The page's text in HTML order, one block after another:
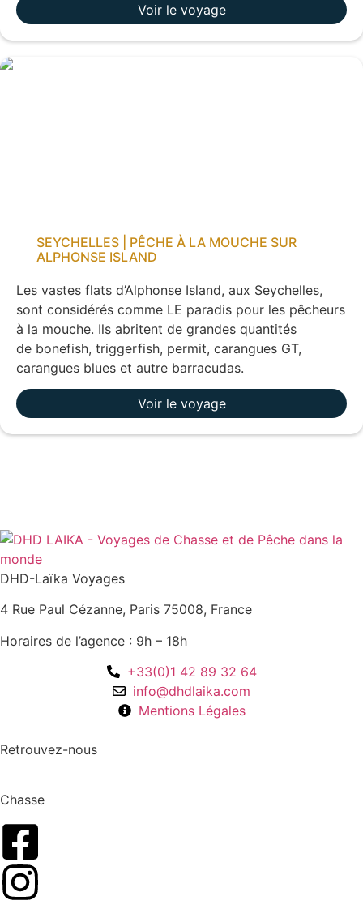
Voir le voyage
SEYCHELLES | PÊCHE À LA MOUCHE SUR
ALPHONSE ISLAND
Les vastes flats d’Alphonse Island, aux Seychelles,
sont considérés comme LE paradis pour les pêcheurs
à la mouche. Ils abritent de grandes quantités
de bonefish, triggerfish, permit, carangues GT,
carangues blues et autre barracudas.
Voir le voyage
DHD-Laïka Voyages
4 Rue Paul Cézanne, Paris 75008, France
Horaires de l’agence : 9h – 18h
+33(0)1 42 89 32 64
info@dhdlaika.com
Mentions Légales
Retrouvez-nous
Chasse